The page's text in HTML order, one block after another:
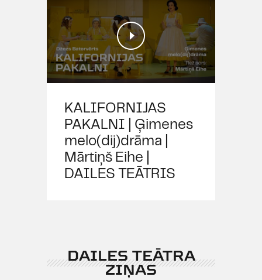
KALIFORNIJAS
PAKALNI | Ģimenes
melo(dij)drāma |
Mārtiņš Eihe |
DAILES TEĀTRIS
DAILES TEĀTRA
ZIŅAS